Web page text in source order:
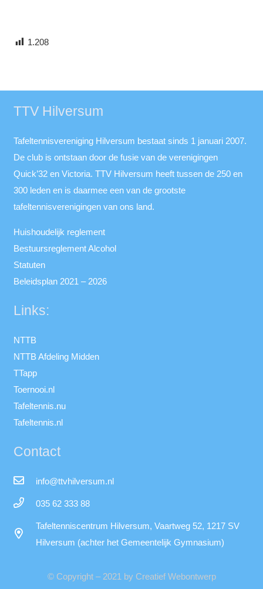
1.208
TTV Hilversum
Tafeltennisvereniging Hilversum bestaat sinds 1 januari 2007.
De club is ontstaan door de fusie van de verenigingen
Quick’32 en Victoria. TTV Hilversum heeft tussen de 250 en
300 leden en is daarmee een van de grootste
tafeltennisverenigingen van ons land.
Huishoudelijk reglement
Bestuursreglement Alcohol
Statuten
Beleidsplan 2021 – 2026
Links:
NTTB
NTTB Afdeling Midden
TTapp
Toernooi.nl
Tafeltennis.nu
Tafeltennis.nl
Contact
info@ttvhilversum.nl
035 62 333 88
Tafeltenniscentrum Hilversum, Vaartweg 52, 1217 SV
Hilversum (achter het Gemeentelijk Gymnasium)
© Copyright – 2021 by Creatief Webontwerp